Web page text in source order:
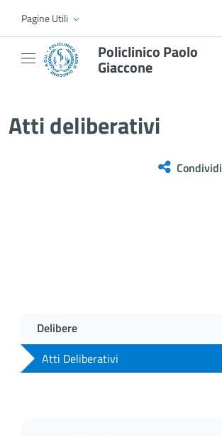
Skip to Main Content
Pagine Utili
Policlinico Paolo
Giaccone
Atti deliberativi
Condividi
Delibere
Atti Deliberativi